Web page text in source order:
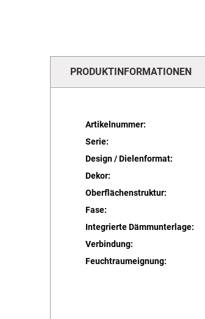
PRODUKTINFORMATIONEN
Artikelnummer:
Serie:
Design / Dielenformat:
Dekor:
Oberflächenstruktur:
Fase:
Integrierte Dämmunterlage:
Verbindung:
Feuchtraumeignung: